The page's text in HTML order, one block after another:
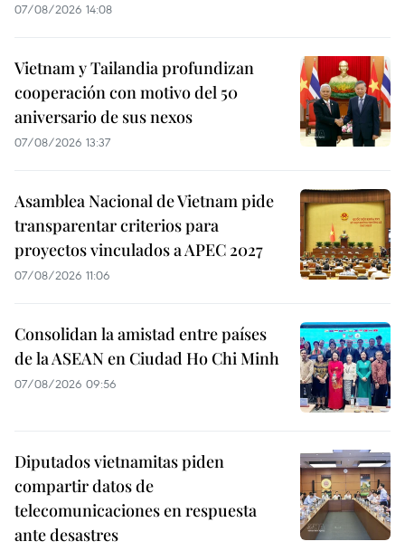
07/08/2026 14:08
Vietnam y Tailandia profundizan
cooperación con motivo del 50
aniversario de sus nexos
07/08/2026 13:37
Asamblea Nacional de Vietnam pide
transparentar criterios para
proyectos vinculados a APEC 2027
07/08/2026 11:06
Consolidan la amistad entre países
de la ASEAN en Ciudad Ho Chi Minh
07/08/2026 09:56
Diputados vietnamitas piden
compartir datos de
telecomunicaciones en respuesta
ante desastres